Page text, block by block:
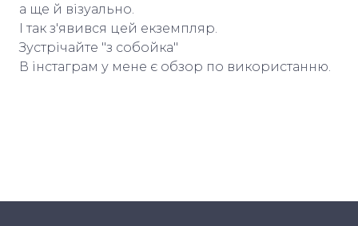
а ще й візуально.
І так з'явився цей екземпляр.
Зустрічайте "з собойка"
В інстаграм у мене є обзор по використанню.